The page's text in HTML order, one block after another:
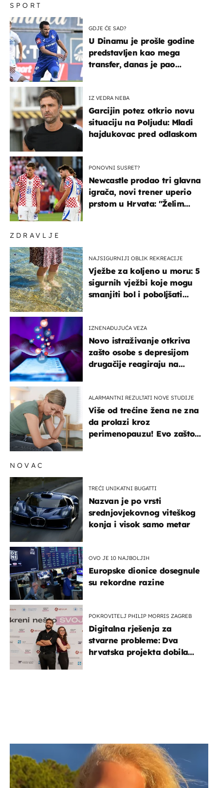
ZDRAVLJE
NAJSIGURNIJI OBLIK REKREACIJE
Vježbe za koljeno u moru: 5
sigurnih vježbi koje mogu
smanjiti bol i poboljšati
IZNENAĐUJUĆA VEZA
Novo istraživanje otkriva
zašto osobe s depresijom
drugačije reagiraju na
ALARMANTNI REZULTATI NOVE STUDIJE
Više od trećine žena ne zna
da prolazi kroz
perimenopauzu! Evo zašto
SPORT
GDJE ĆE SAD?
U Dinamu je prošle godine
predstavljen kao mega
transfer, danas je pao
IZ VEDRA NEBA
Garcijin potez otkrio novu
situaciju na Poljudu: Mladi
hajdukovac pred odlaskom
PONOVNI SUSRET?
Newcastle prodao tri glavna
igrača, novi trener uperio
prstom u Hrvata: "Želim
NOVAC
TREĆI UNIKATNI BUGATTI
Nazvan je po vrsti
srednjovjekovnog viteškog
konja i visok samo metar
OVO JE 10 NAJBOLJIH
Europske dionice dosegnule
su rekordne razine
POKROVITELJ PHILIP MORRIS ZAGREB
Digitalna rješenja za
stvarne probleme: Dva
hrvatska projekta dobila